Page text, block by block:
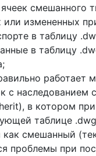
смешанного
или измененных
в таблицу
в таблицу
работает
с наследованием
в котором
таблице
как смешанный
проблемы при